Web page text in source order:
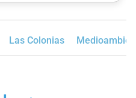
Las Colonias